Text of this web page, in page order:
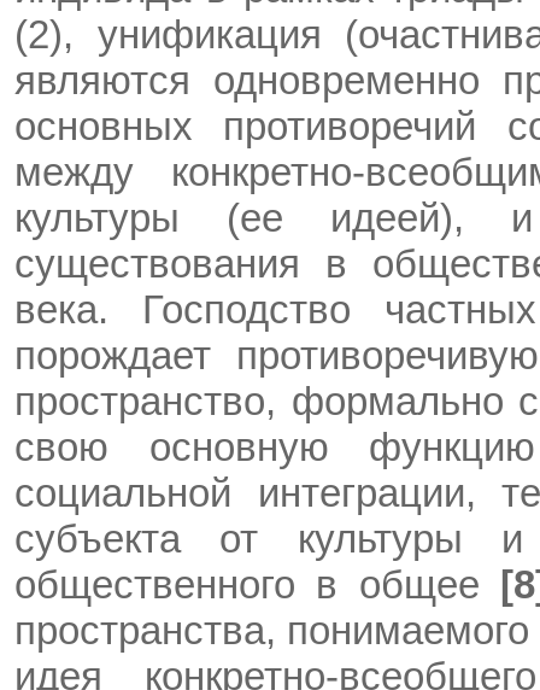
(2), унификация
являются одновременно
основных противоречий
между конкретно-
культуры (ее идеей),
существования в
века. Господство
порождает
пространство, формально
свою основную
социальной интеграции,
субъекта от культуры
общественного в общее
пространства,
идея конкретно-